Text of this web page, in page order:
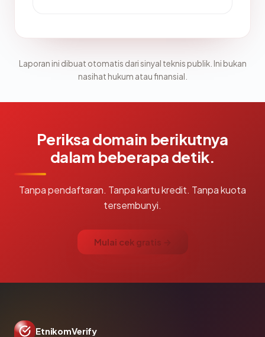
Laporan ini dibuat otomatis dari sinyal teknis publik. Ini bukan
nasihat hukum atau finansial.
Periksa domain berikutnya
dalam beberapa detik.
Tanpa pendaftaran. Tanpa kartu kredit. Tanpa kuota
tersembunyi.
Mulai cek gratis →
EtnikomVerify